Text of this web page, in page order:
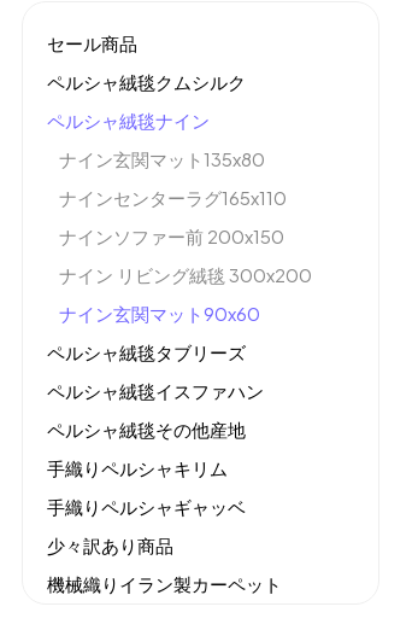
セール商品
ペルシャ絨毯クムシルク
ペルシャ絨毯ナイン
ナイン玄関マット135x80
ナインセンターラグ165x110
ナインソファー前 200x150
ナイン リビング絨毯 300x200
ナイン玄関マット90x60
ペルシャ絨毯タブリーズ
ペルシャ絨毯イスファハン
ペルシャ絨毯その他産地
手織りペルシャキリム
手織りペルシャギャッベ
少々訳あり商品
機械織りイラン製カーペット